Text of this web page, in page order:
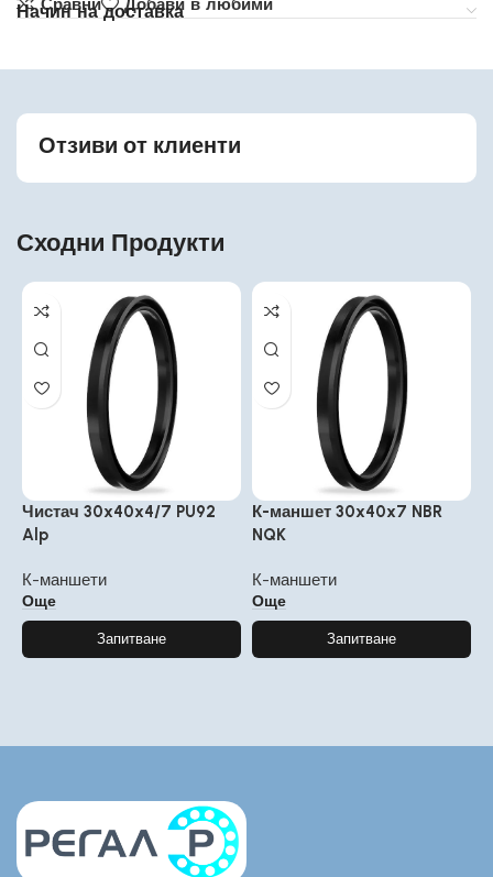
Сравни
Добави в любими
Начин на доставка
Отзиви от клиенти
Сходни Продукти
Чистач 30x40x4/7 PU92
Alp
К-маншети
Още
Запитване
К-маншет 30x40x7 NBR
NQK
К-маншети
Още
Запитване